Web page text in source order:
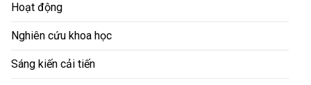
Hoạt động
Nghiên cứu khoa học
Sáng kiến cải tiến